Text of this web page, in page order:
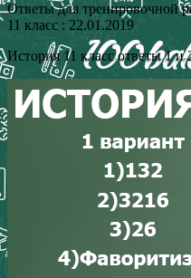
Ответы для тренировочной
11 класс : 22.01.2019
История 11 класс ответы 1 и